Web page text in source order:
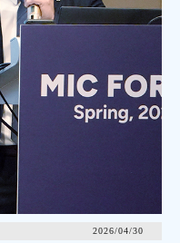
2026/04/30